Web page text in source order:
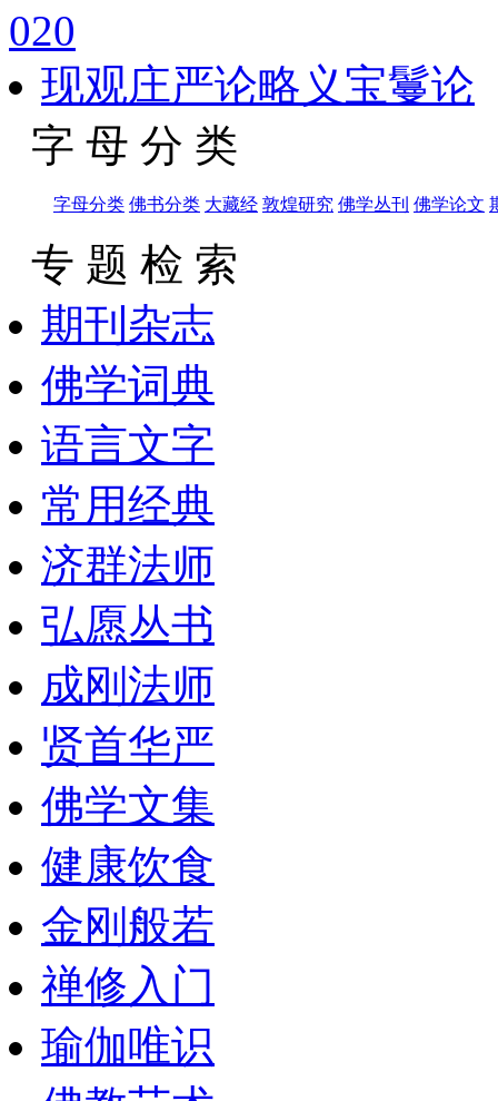
020
现观庄严论略义宝鬘论
字 母 分 类
字母分类 佛书分类 大藏经 敦煌研究 佛学丛刊 佛学论文
专 题 检 索
期刊杂志
佛学词典
语言文字
常用经典
济群法师
弘愿丛书
成刚法师
贤首华严
佛学文集
健康饮食
金刚般若
禅修入门
瑜伽唯识